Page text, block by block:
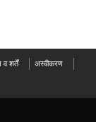
व शर्तें अस्वीकरण